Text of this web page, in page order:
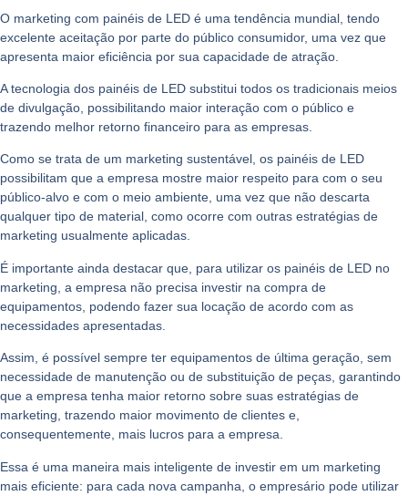
O marketing com painéis de LED é uma tendência mundial, tendo
excelente aceitação por parte do público consumidor, uma vez que
apresenta maior eficiência por sua capacidade de atração.
A tecnologia dos painéis de LED substitui todos os tradicionais meios
de divulgação, possibilitando maior interação com o público e
trazendo melhor retorno financeiro para as empresas.
Como se trata de um marketing sustentável, os painéis de LED
possibilitam que a empresa mostre maior respeito para com o seu
público-alvo e com o meio ambiente, uma vez que não descarta
qualquer tipo de material, como ocorre com outras estratégias de
marketing usualmente aplicadas.
É importante ainda destacar que, para utilizar os painéis de LED no
marketing, a empresa não precisa investir na compra de
equipamentos, podendo fazer sua locação de acordo com as
necessidades apresentadas.
Assim, é possível sempre ter equipamentos de última geração, sem
necessidade de manutenção ou de substituição de peças, garantindo
que a empresa tenha maior retorno sobre suas estratégias de
marketing, trazendo maior movimento de clientes e,
consequentemente, mais lucros para a empresa.
Essa é uma maneira mais inteligente de investir em um marketing
mais eficiente: para cada nova campanha, o empresário pode utilizar